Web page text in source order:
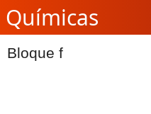
Químicas
Bloque f